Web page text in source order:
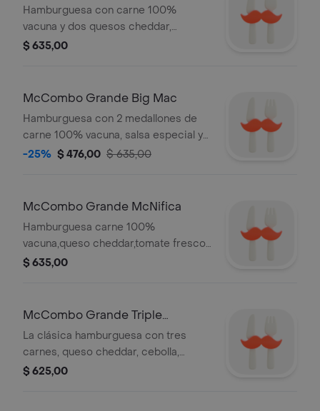
Libra con Queso
Hamburguesa con carne 100%
vacuna y dos quesos cheddar,
kétchup, mostaza y la cebolla fresca.
$ 635,00
McCombo Grande Big Mac
Hamburguesa con 2 medallones de
carne 100% vacuna, salsa especial y
queso cheddar, cebolla, lechuga y
-25% $ 476,00 $ 635,00
McCombo Grande McNifica
Hamburguesa carne 100%
vacuna,queso cheddar,tomate fresco,
lechuga y cebolla con kétchup y
$ 635,00
McCombo Grande Triple
Hamburguesa con Queso
La clásica hamburguesa con tres
carnes, queso cheddar, cebolla,
kétchup y mostaza.
$ 625,00